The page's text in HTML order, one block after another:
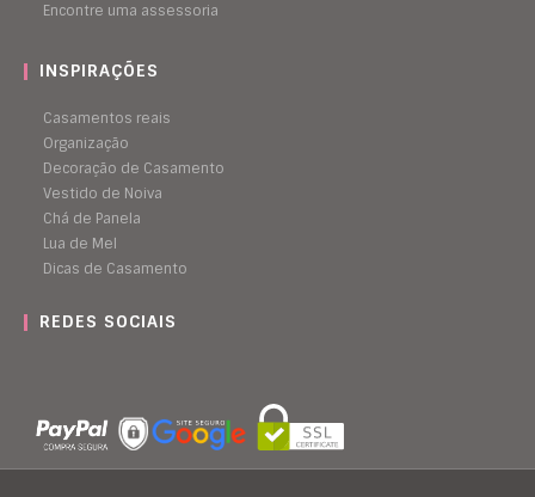
Encontre uma assessoria
INSPIRAÇÕES
Casamentos reais
Organização
Decoração de Casamento
Vestido de Noiva
Chá de Panela
Lua de Mel
Dicas de Casamento
REDES SOCIAIS